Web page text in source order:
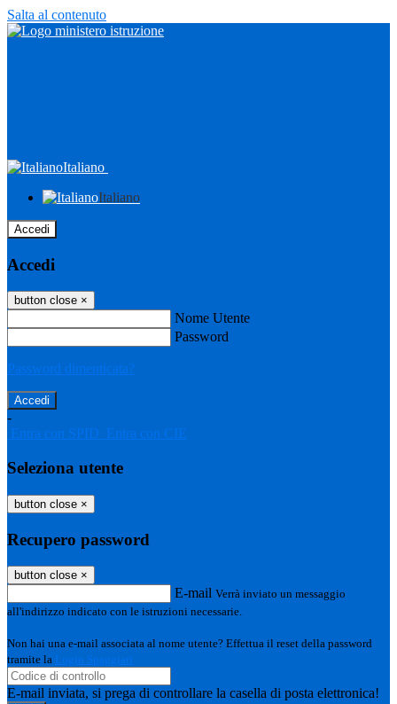
Salta al contenuto
Italiano
Italiano
Accedi
Accedi
button close ×
Nome Utente
Password
Password dimenticata?
-
Entra con SPID
Entra con CIE
Seleziona utente
button close ×
Recupero password
button close ×
E-mail Verrà inviato un messaggio
all'indirizzo indicato con le istruzioni necessarie.
Non hai una e-mail associata al nome utente? Effettua il reset della password
tramite la Login Spaggiari
E-mail inviata, si prega di controllare la casella di posta elettronica!